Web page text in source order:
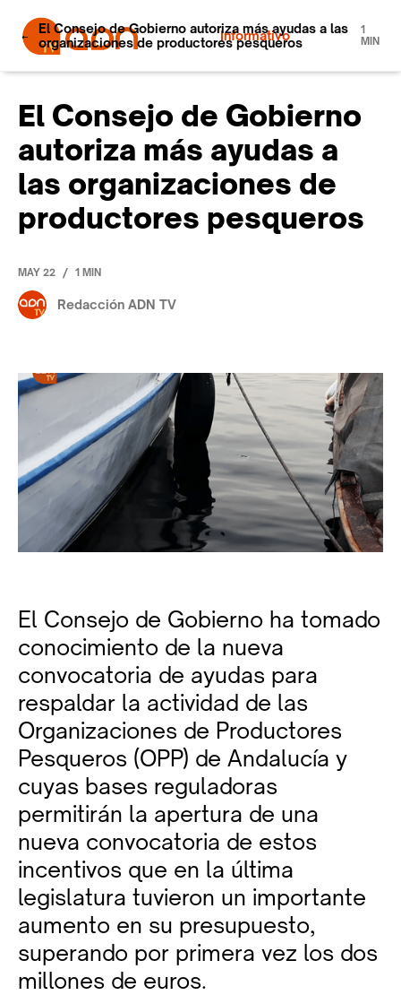
Informativo
El Consejo de Gobierno autoriza más ayudas a las
organizaciones de productores pesqueros
1
MIN
El Consejo de Gobierno
autoriza más ayudas a
las organizaciones de
productores pesqueros
MAY 22 / 1 MIN
Redacción ADN TV
El Consejo de Gobierno ha tomado
conocimiento de la nueva
convocatoria de ayudas para
respaldar la actividad de las
Organizaciones de Productores
Pesqueros (OPP) de Andalucía y
cuyas bases reguladoras
permitirán la apertura de una
nueva convocatoria de estos
incentivos que en la última
legislatura tuvieron un importante
aumento en su presupuesto,
superando por primera vez los dos
millones de euros.